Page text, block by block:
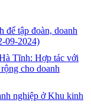
để tập đoàn, doanh
09-2024)
Tĩnh: Hợp tác với
cho doanh
nghiệp ở Khu kinh